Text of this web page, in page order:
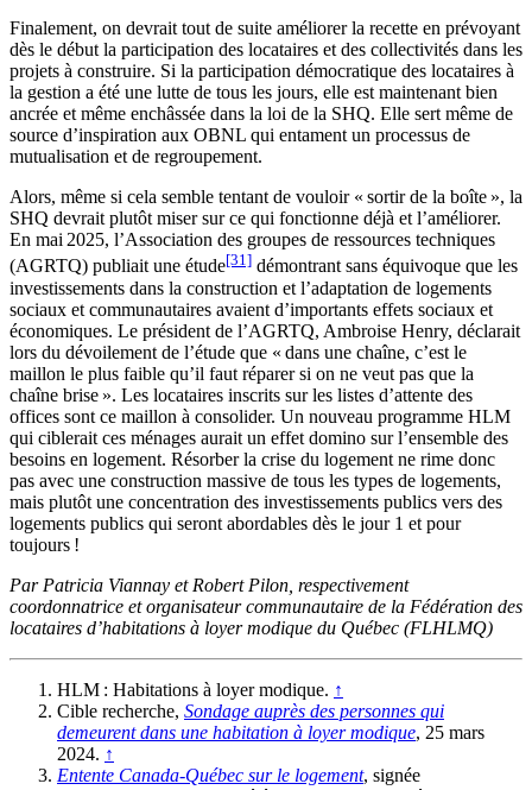
Finalement, on devrait tout de suite améliorer la recette en prévoyant
dès le début la participation des locataires et des collectivités dans les
projets à construire. Si la participation démocratique des locataires à
la gestion a été une lutte de tous les jours, elle est maintenant bien
ancrée et même enchâssée dans la loi de la SHQ. Elle sert même de
source d’inspiration aux OBNL qui entament un processus de
mutualisation et de regroupement.
Alors, même si cela semble tentant de vouloir « sortir de la boîte », la
SHQ devrait plutôt miser sur ce qui fonctionne déjà et l’améliorer.
En mai 2025, l’Association des groupes de ressources techniques
(AGRTQ) publiait une étude[31] démontrant sans équivoque que les
investissements dans la construction et l’adaptation de logements
sociaux et communautaires avaient d’importants effets sociaux et
économiques. Le président de l’AGRTQ, Ambroise Henry, déclarait
lors du dévoilement de l’étude que « dans une chaîne, c’est le
maillon le plus faible qu’il faut réparer si on ne veut pas que la
chaîne brise ». Les locataires inscrits sur les listes d’attente des
offices sont ce maillon à consolider. Un nouveau programme HLM
qui ciblerait ces ménages aurait un effet domino sur l’ensemble des
besoins en logement. Résorber la crise du logement ne rime donc
pas avec une construction massive de tous les types de logements,
mais plutôt une concentration des investissements publics vers des
logements publics qui seront abordables dès le jour 1 et pour
toujours !
Par Patricia Viannay et Robert Pilon, respectivement
coordonnatrice et organisateur communautaire de la Fédération des
locataires d’habitations à loyer modique du Québec (FLHLMQ)
HLM : Habitations à loyer modique. ↑
Cible recherche, Sondage auprès des personnes qui
demeurent dans une habitation à loyer modique, 25 mars
2024. ↑
Entente Canada-Québec sur le logement, signée